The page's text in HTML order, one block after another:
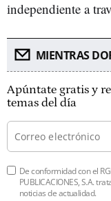
independiente a
MIENTRAS
Apúntate gratis y
temas del día
De conformidad con el
PUBLICACIONES, S.A.
noticias de actualidad.